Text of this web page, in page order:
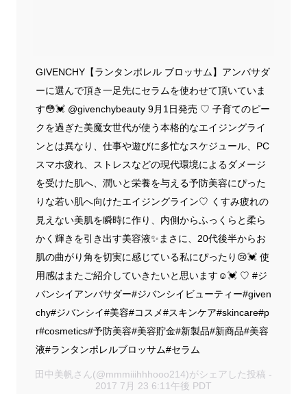
GIVENCHY【ランタンポレル ブロッサム】アンバサダ
ーに選んで頂き一足先にセラムを使わせて頂いていま
す😳💓 @givenchybeauty 9月1日発売 ♡ 子育てのピー
クを過ぎた美魔女世代が使う本格的なエイジングライ
ンとは異なり、仕事や遊びに多忙なスケジュール、PC
スマホ疲れ、ストレスなどの現代環境によるダメージ
を受けた肌へ、潤いと栄養を与える予防美容にぴった
りな若い肌へ向けたエイジングライン♡ くすみ疲れの
見えない美肌を瞬時に作り、内側からふっくらと柔ら
かく輝きを引き出す美容液✨まさに、20代後半からお
肌の曲がり角を切実に感じている私にぴったり😢💓 使
用感はまたご紹介していきたいと思います☺️💓 ♡ #ジ
バンシイアンバサダー#ジバンシイビューティー#given
chy#ジバンシイ#美容#コスメ#スキンケア#skincare#p
r#cosmetics#予防美容#美容貯金#新製品#新商品#美容
液#ランタンポレルブロッサム#セラム
田中美帆さん(@mmmiiihhhooo214)がシェアした投稿 -
2017 7月 23 6:11午後 PDT